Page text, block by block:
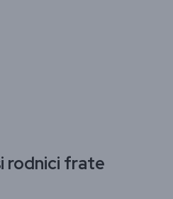
rodnici frate